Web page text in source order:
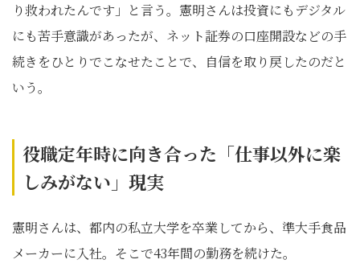
り救われたんです」と言う。憲明さんは投資にもデジタル
にも苦手意識があったが、ネット証券の口座開設などの手
続きをひとりでこなせたことで、自信を取り戻したのだと
いう。
役職定年時に向き合った「仕事以外に楽
しみがない」現実
憲明さんは、都内の私立大学を卒業してから、準大手食品
メーカーに入社。そこで43年間の勤務を続けた。